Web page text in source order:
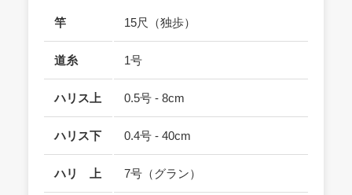
竿 15尺（独歩）
道糸 1号
ハリス上 0.5号 - 8cm
ハリス下 0.4号 - 40cm
ハリ 上 7号（グラン）